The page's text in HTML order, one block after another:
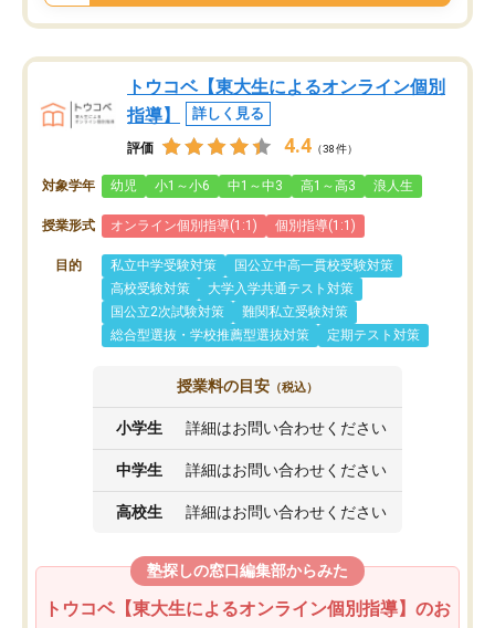
トウコベ【東大生によるオンライン個別
指導】
詳しく見る
評価 4.4 （38件）
対象学年 幼児 小1～小6 中1～中3 高1～高3 浪人生
授業形式 オンライン個別指導(1:1) 個別指導(1:1)
目的 私立中学受験対策
国公立中高一貫校受験対策
高校受験対策
大学入学共通テスト対策
国公立2次試験対策
難関私立受験対策
総合型選抜・学校推薦型選抜対策
定期テスト対策
授業料の目安 （税込）
小学生 詳細はお問い合わせください
中学生 詳細はお問い合わせください
高校生 詳細はお問い合わせください
塾探しの窓口編集部からみた
トウコベ【東大生によるオンライン個別指導】のお